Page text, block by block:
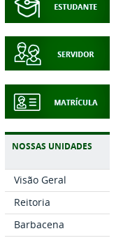
NOSSAS UNIDADES
Visão Geral
Reitoria
Barbacena